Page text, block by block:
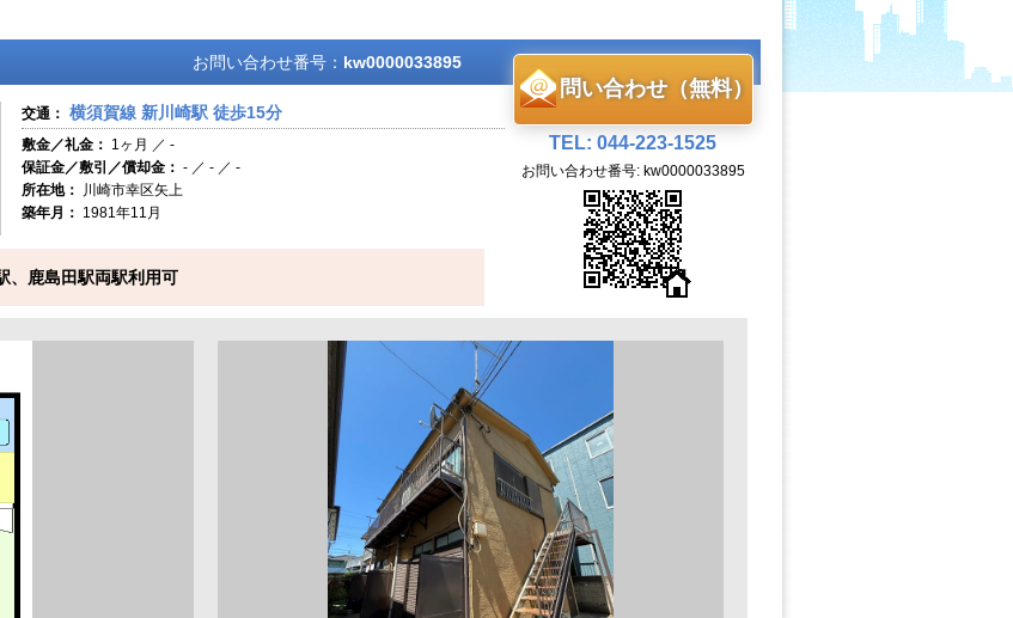
お問い合わせ番号： kw0000033895
交通： 横須賀線 新川崎駅 徒歩15分
敷金／礼金： 1ヶ月 ／ -
保証金／敷引／償却金： - ／ - ／ -
所在地：
川崎市幸区矢上
築年月： 1981年11月
、鹿島田駅両駅利用可
問い合わせ（無料）
TEL: 044-223-1525
お問い合わせ番号: kw0000033895